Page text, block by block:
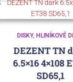
DISKY HLINÍKOVÉ
DEZENT TN
6.5×16 4×108
SD65,1